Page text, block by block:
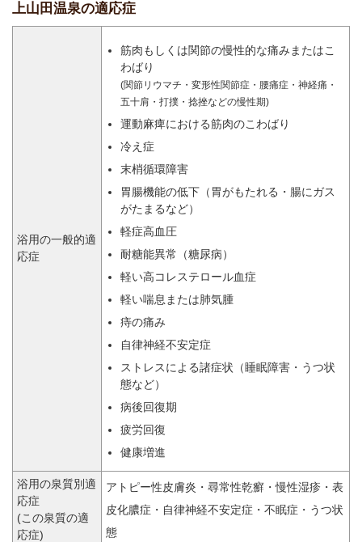
上山田温泉の適応症
浴用の一般的適
応症
筋肉もしくは関節の慢性的な痛みまたはこ
わばり
(関節リウマチ・変形性関節症・腰痛症・神経痛・
五十肩・打撲・捻挫などの慢性期)
運動麻痺における筋肉のこわばり
冷え症
末梢循環障害
胃腸機能の低下（胃がもたれる・腸にガス
がたまるなど）
軽症高血圧
耐糖能異常（糖尿病）
軽い高コレステロール血症
軽い喘息または肺気腫
痔の痛み
自律神経不安定症
ストレスによる諸症状（睡眠障害・うつ状
態など）
病後回復期
疲労回復
健康増進
浴用の泉質別適
応症
(この泉質の適
応症)
アトピー性皮膚炎・尋常性乾癬・慢性湿疹・表
皮化膿症・自律神経不安定症・不眠症・うつ状
態